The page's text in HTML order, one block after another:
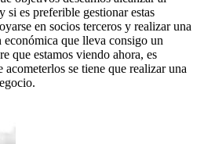
es preferible gestionar estas
en socios terceros y realizar una
que lleva consigo un
que estamos viendo ahora, es
se tiene que realizar una